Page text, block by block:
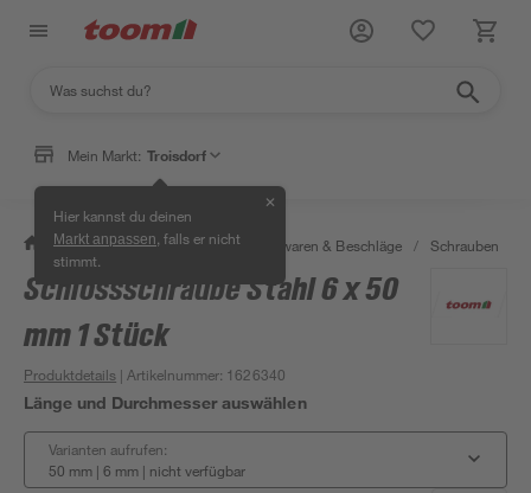
Mein Markt: Troisdorf
Hier kannst du deinen
Markt anpassen , falls er nicht
stimmt.
✕
/ Werkstatt & Maschinen / Eisenwaren & Beschläge / Schrauben
Schlossschraube Stahl 6 x 50
mm 1 Stück
Produktdetails | Artikelnummer: 1626340
Länge und Durchmesser auswählen
Varianten aufrufen:
50 mm | 6 mm | nicht verfügbar